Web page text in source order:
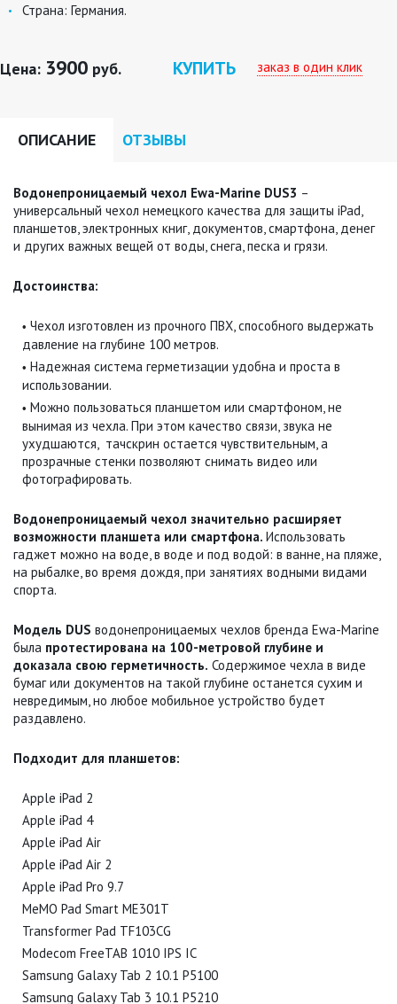
Страна: Германия.
Цена: 3900 руб. КУПИТЬ заказ в один клик
ОПИСАНИЕ ОТЗЫВЫ
Водонепроницаемый чехол Ewa-Marine DUS3 –
универсальный чехол немецкого качества для защиты iPad,
планшетов, электронных книг, документов, смартфона, денег
и других важных вещей от воды, снега, песка и грязи.
Достоинства:
• Чехол изготовлен из прочного ПВХ, способного выдержать
давление на глубине 100 метров.
• Надежная система герметизации удобна и проста в
использовании.
• Можно пользоваться планшетом или смартфоном, не
вынимая из чехла. При этом качество связи, звука не
ухудшаются, тачскрин остается чувствительным, а
прозрачные стенки позволяют снимать видео или
фотографировать.
Водонепроницаемый чехол значительно расширяет
возможности планшета или смартфона. Использовать
гаджет можно на воде, в воде и под водой: в ванне, на пляже,
на рыбалке, во время дождя, при занятиях водными видами
спорта.
Модель DUS водонепроницаемых чехлов бренда Ewa-Marine
была протестирована на 100-метровой глубине и
доказала свою герметичность. Содержимое чехла в виде
бумаг или документов на такой глубине останется сухим и
невредимым, но любое мобильное устройство будет
раздавлено.
Подходит для планшетов:
Apple iPad 2
Apple iPad 4
Apple iPad Air
Apple iPad Air 2
Apple iPad Pro 9.7
MeMO Pad Smart ME301T
Transformer Pad TF103CG
Modecom FreeTAB 1010 IPS IC
Samsung Galaxy Tab 2 10.1 P5100
Samsung Galaxy Tab 3 10.1 P5210